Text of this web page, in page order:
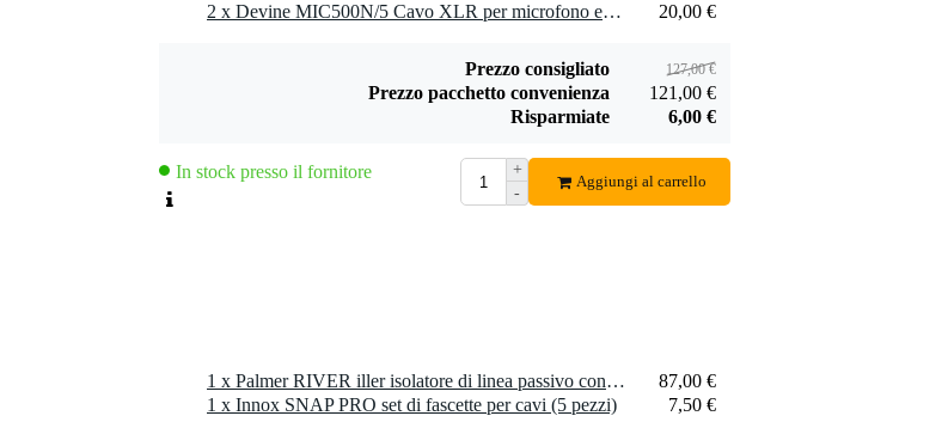
2 x Devine MIC500N/5 Cavo XLR per microfono e segnale con connettori Neutrik 5 metri
20,00 €
Prezzo consigliato 127,00 €
Prezzo pacchetto convenienza
121,00 €
Risparmiate
6,00 €
In stock presso il fornitore
+
-
Aggiungi al carrello
1 x Palmer RIVER iller isolatore di linea passivo con ingresso combinato XLR/Jack
87,00 €
1 x Innox SNAP PRO set di fascette per cavi (5 pezzi)
7,50 €